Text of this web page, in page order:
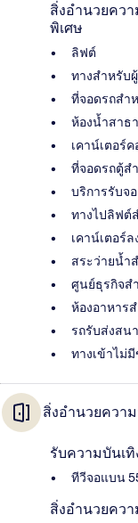
สิ่งอำนวยคว
พิเศษ
ลิฟต์
ทางสำหรับ
ที่จอดรถสำ
ห้องน้ำสาธ
เคาน์เตอร์
ที่จอดรถตู้ส
บริการรับจ
ทางไปลิฟต์
เคาน์เตอร์
สระว่ายน้ำ
ศูนย์ธุรกิจส
ห้องอาหาร
รถรับส่งสน
ทางเข้าไม่
สิ่งอำนวยควา
รับความบันเทิ
ทีวีจอแบน
สิ่งอำนวยคว